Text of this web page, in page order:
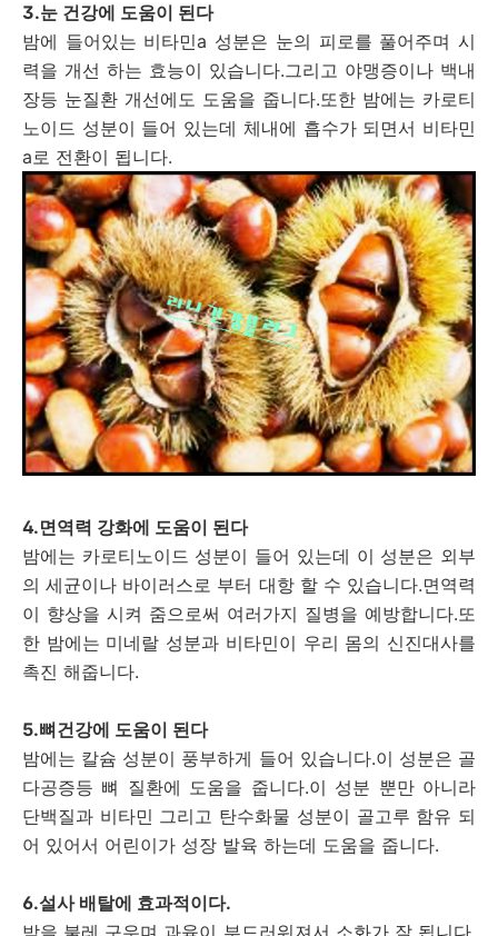
3.눈 건강에 도움이 된다
밤에 들어있는 비타민a 성분은 눈의 피로를 풀어주며 시
력을 개선 하는 효능이 있습니다.그리고 야맹증이나 백내
장등 눈질환 개선에도 도움을 줍니다.또한 밤에는 카로티
노이드 성분이 들어 있는데 체내에 흡수가 되면서 비타민
a로 전환이 됩니다.
4.면역력 강화에 도움이 된다
밤에는 카로티노이드 성분이 들어 있는데 이 성분은 외부
의 세균이나 바이러스로 부터 대항 할 수 있습니다.면역력
이 향상을 시켜 줌으로써 여러가지 질병을 예방합니다.또
한 밤에는 미네랄 성분과 비타민이 우리 몸의 신진대사를
촉진 해줍니다.
5.뼈건강에 도움이 된다
밤에는 칼슘 성분이 풍부하게 들어 있습니다.이 성분은 골
다공증등 뼈 질환에 도움을 줍니다.이 성분 뿐만 아니라
단백질과 비타민 그리고 탄수화물 성분이 골고루 함유 되
어 있어서 어린이가 성장 발육 하는데 도움을 줍니다.
6.설사 배탈에 효과적이다.
밤을 불레 구우며 과육이 부드러워져서 소화가 잘 됩니다.